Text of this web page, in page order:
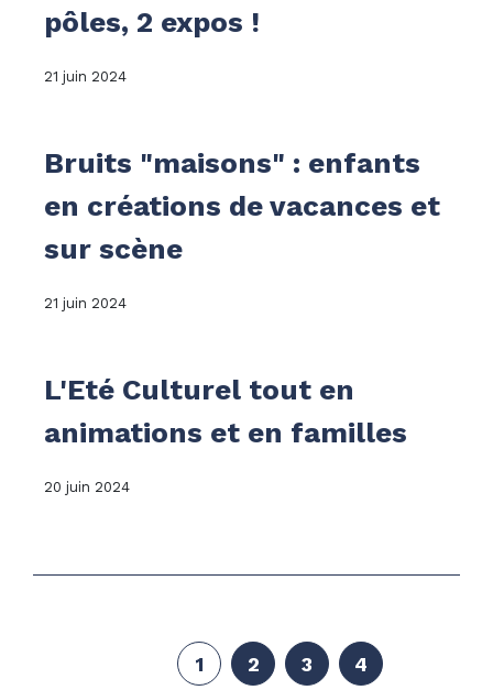
pôles, 2 expos !
21 juin 2024
Bruits "maisons" : enfants
en créations de vacances et
sur scène
21 juin 2024
L'Eté Culturel tout en
animations et en familles
20 juin 2024
1 2 3 4